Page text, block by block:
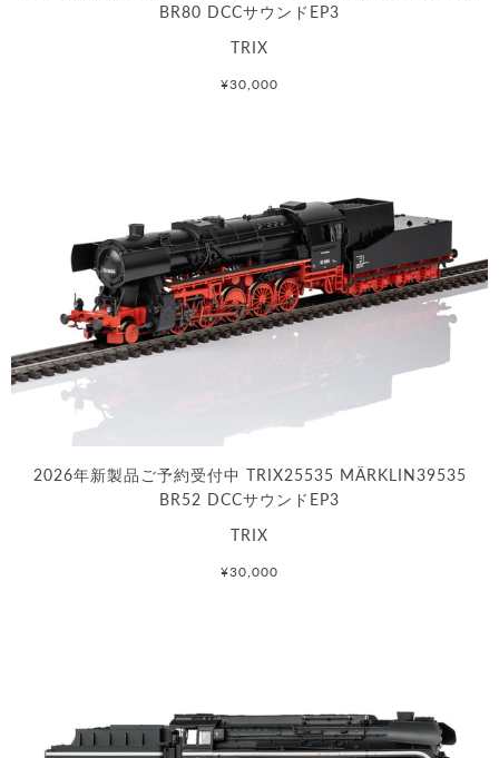
BR80 DCCサウンドEP3
TRIX
¥30,000
2026年新製品ご予約受付中 TRIX25535 MÄRKLIN39535
BR52 DCCサウンドEP3
TRIX
¥30,000